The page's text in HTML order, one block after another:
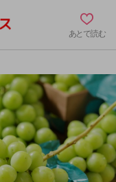
あとで読む